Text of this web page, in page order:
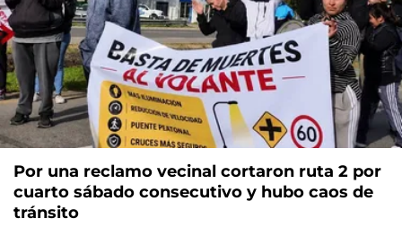
Por una reclamo vecinal cortaron ruta 2 por
cuarto sábado consecutivo y hubo caos de
tránsito